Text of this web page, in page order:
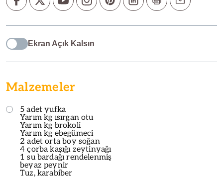
Ekran Açık Kalsın
Malzemeler
5 adet yufka
Yarım kg ısırgan otu
Yarım kg brokoli
Yarım kg ebegümeci
2 adet orta boy soğan
4 çorba kaşığı zeytinyağı
1 su bardağı rendelenmiş
beyaz peynir
Tuz, karabiber